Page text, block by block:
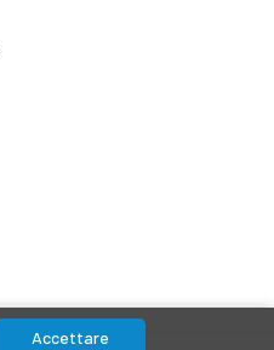
Accettare